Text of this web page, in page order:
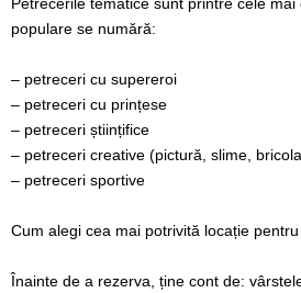
Petrecerile tematice sunt printre cele
populare se numără:
– petreceri cu supereroi
– petreceri cu prințese
– petreceri științifice
– petreceri creative (pictură, slime,
– petreceri sportive
Cum alegi cea mai potrivită locație
Înainte de a rezerva, ține cont de: